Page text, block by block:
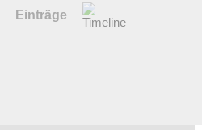
Einträge